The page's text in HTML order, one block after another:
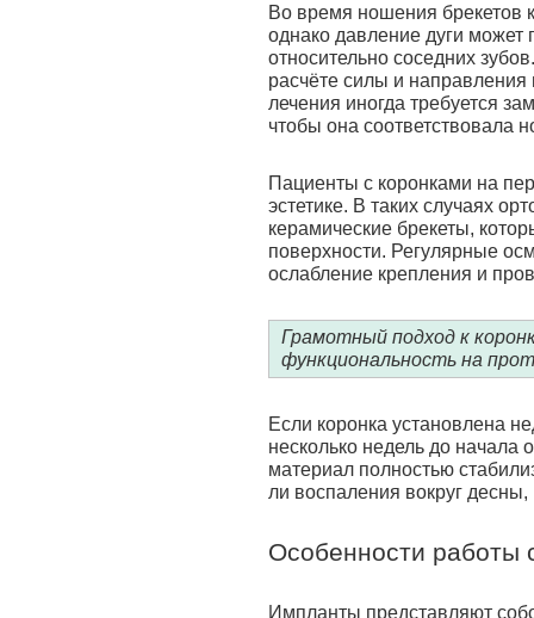
Во время ношения брекетов
однако давление дуги может
относительно соседних
расчёте силы и
лечения иногда требуется
чтобы она соответствовала
Пациенты с коронками на
эстетике. В таких случаях
керамические брекеты,
поверхности. Регулярные
ослабление крепления и
Грамотный подход к
функциональность на
Если коронка установлена
несколько недель до начала
материал полностью
ли воспаления вокруг
Особенности работы
Импланты представляют